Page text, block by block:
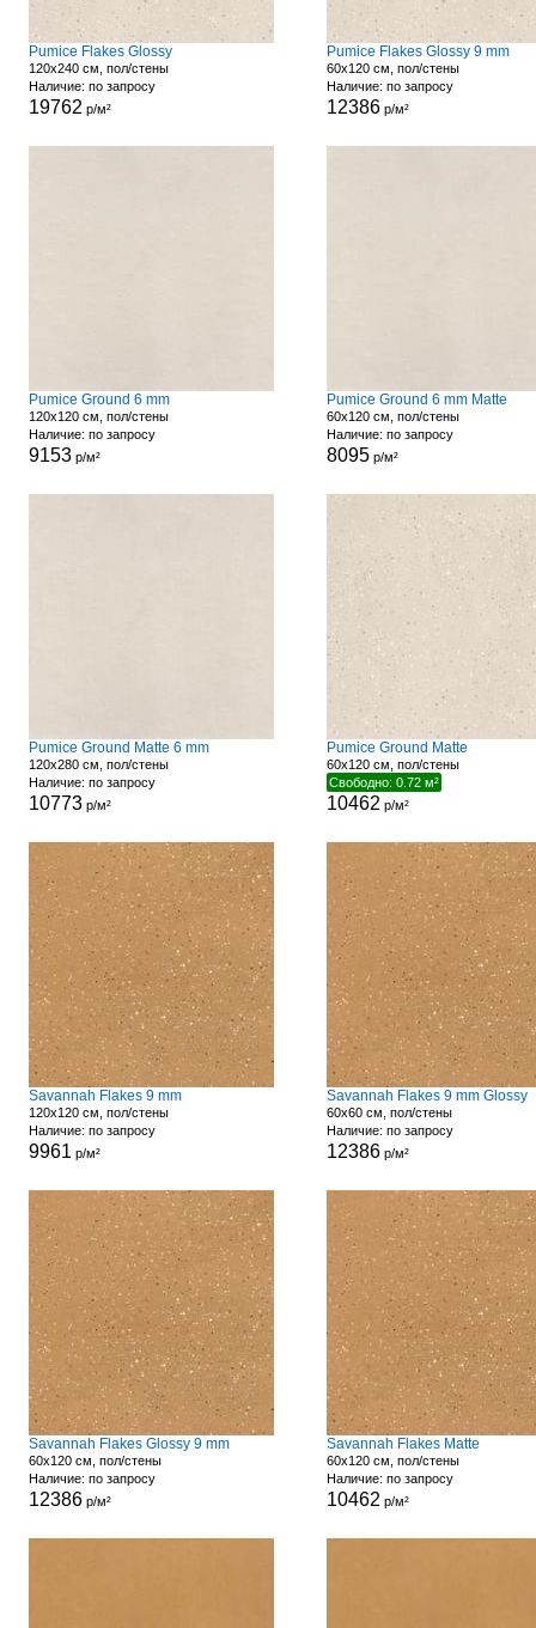
Pumice Flakes Glossy
120x240 см, пол/стены
Наличие: по запросу
19762 р/м²
Pumice Flakes Glossy 9 mm
60x120 см, пол/стены
Наличие: по запросу
12386р/м²
Pumice Ground 6 mm
120x120 см, пол/стены
Наличие: по запросу
9153р/м²
Pumice Ground 6 mm Matte
60x120 см, пол/стены
Наличие: по запросу
8095р/м²
Pumice Ground Matte 6 mm
120x280 см, пол/стены
Наличие: по запросу
10773р/м²
Pumice Ground Matte
60x120 см, пол/стены
Свободно: 0.72 м²
10462 р/м²
Savannah Flakes 9 mm
120x120 см, пол/стены
Наличие: по запросу
9961 р/м²
Savannah Flakes 9 mm Glossy
60x60 см, пол/стены
Наличие: по запросу
12386р/м²
Savannah Flakes Glossy 9 mm
60x120 см, пол/стены
Наличие: по запросу
12386р/м²
Savannah Flakes Matte
60x120 см, пол/стены
Наличие: по запросу
10462 р/м²